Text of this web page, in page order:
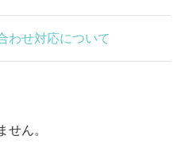
わせ対応について
ん。